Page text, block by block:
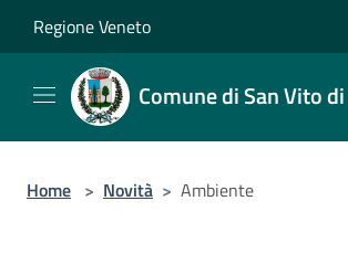
Regione Veneto
Comune di San Vito
Home > Novità > Ambiente